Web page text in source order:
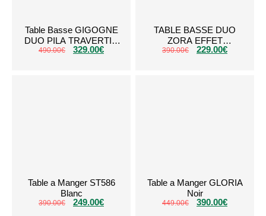
Table Basse GIGOGNE
DUO PILA TRAVERTIN
CÉRAMIQUE
490.00€ 329.00€
TABLE BASSE DUO
ZORA EFFET
TRAVERTIN PIED
390.00€ 229.00€
Table a Manger ST586
Blanc
390.00€ 249.00€
Table a Manger GLORIA
Noir
449.00€ 390.00€